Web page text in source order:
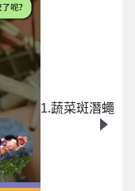
1.蔬菜斑潛蠅